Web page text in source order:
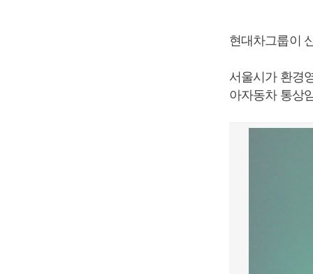
현대차그룹이
서울시가 환경
아자동차 통상